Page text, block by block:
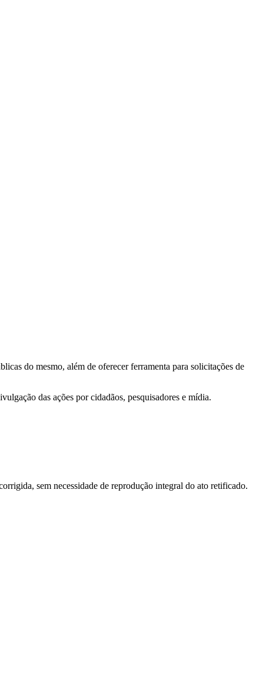
do mesmo, além de oferecer ferramenta para solicitações de
das ações por cidadãos, pesquisadores e mídia.
sem necessidade de reprodução integral do ato retificado.